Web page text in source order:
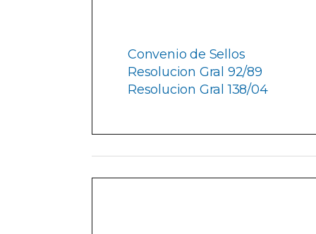
Convenio de Sellos
Resolucion Gral 92/89
Resolucion Gral 138/04